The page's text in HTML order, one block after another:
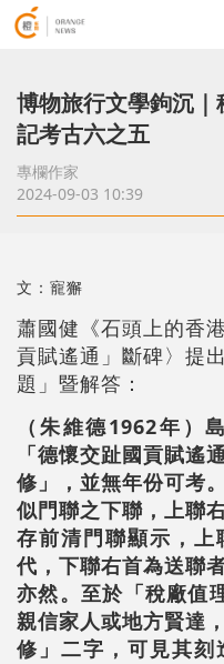
博物旅行文學鉤沉
記考古六之五
專欄作家
2024-09-03 10:39
文：寵獬
蕭國健《石頭上的香
貢賦遙通」斷碑〉提
題」暨解答：
（朱維德1962年）
「德懷交趾國貢賦遙
修」，並無年份可考
似門聯之下聯，上聯
存前清門聯顯示，上
代，下聯右首為送聯
亦然。至於「稅廠值
親信家人或地方賢達
修」二字，可見其刻